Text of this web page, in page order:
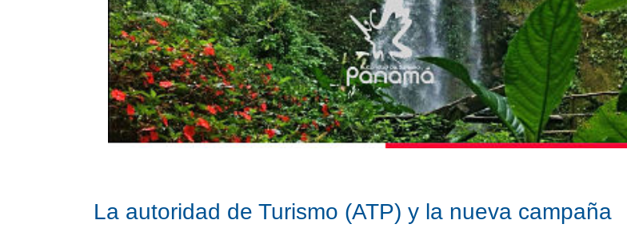
La autoridad de Turismo (ATP) y la nueva campaña